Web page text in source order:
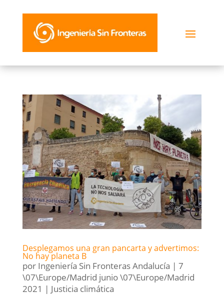
Desplegamos una gran pancarta y advertimos:
No hay planeta B
por Ingeniería Sin Fronteras Andalucía | 7
\07\Europe/Madrid junio \07\Europe/Madrid
2021 | Justicia climática